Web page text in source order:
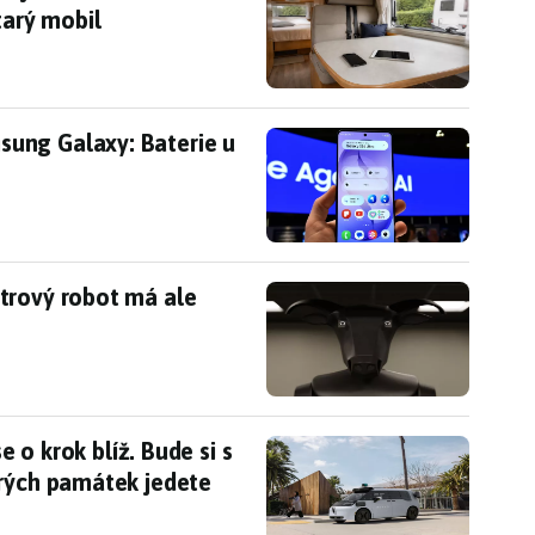
mobil
Galaxy: Baterie u S27 poskočí na novou
Galaxy: Baterie u
robot má ale zachraňovat životy
robot má ale
o krok blíž. Bude si s vámi povídat a řekne,
o krok blíž. Bude si s
památek jedete